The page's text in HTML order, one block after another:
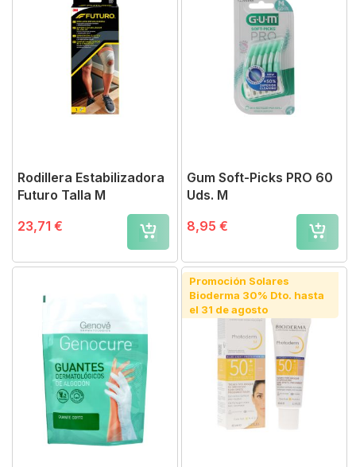
Rodillera Estabilizadora
Futuro Talla M
23,71 €
Gum Soft-Picks PRO 60
Uds. M
8,95 €
Promoción Solares
Bioderma 30% Dto. hasta
el 31 de agosto